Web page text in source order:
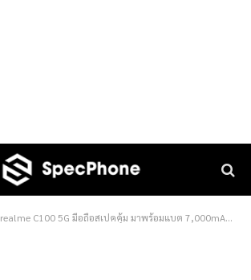
realme C100 5G มือถือสเปคคุ้ม มาพร้อมแบต 7,000mAh หน้าจอ 144Hz และชิป Dimensity 6300 เตรียมเปิดตัวเร็วๆ นี้